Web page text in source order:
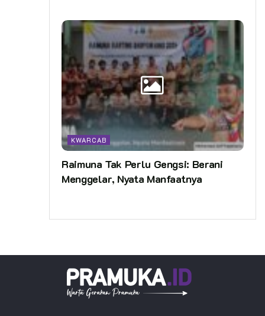
KWARCAB
Raimuna Tak Perlu Gengsi: Berani
Menggelar, Nyata Manfaatnya